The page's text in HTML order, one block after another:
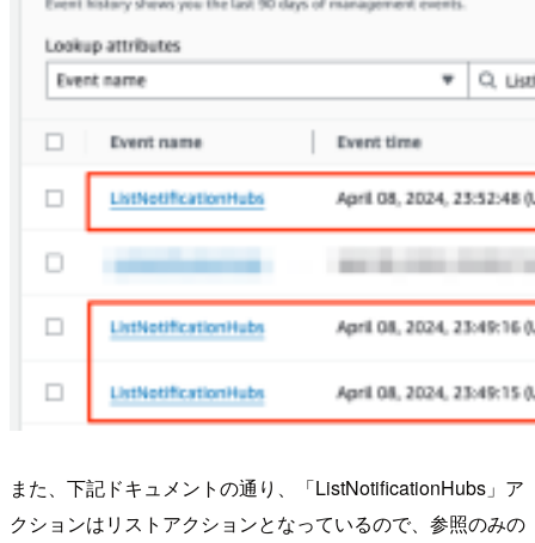
また、下記ドキュメントの通り、「ListNotificationHubs」ア
クションはリストアクションとなっているので、参照のみの